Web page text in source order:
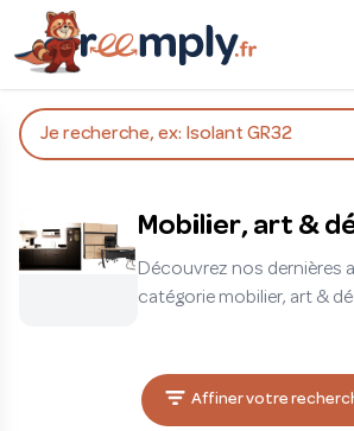
Je recherche, ex: Isolant GR32
Mobilier, art &
Découvrez nos dernières
catégorie mobilier, art &
Affiner votre